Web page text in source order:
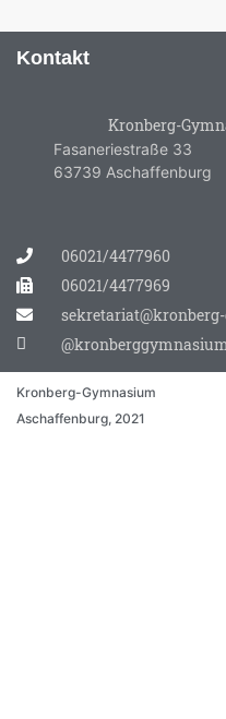
Kontakt
Kronberg-
Fasaneriestraße 33
63739 Aschaffenburg
06021/4477960
06021/4477969
@kronberggymnasium
Kronberg-Gymnasium
Aschaffenburg, 2021